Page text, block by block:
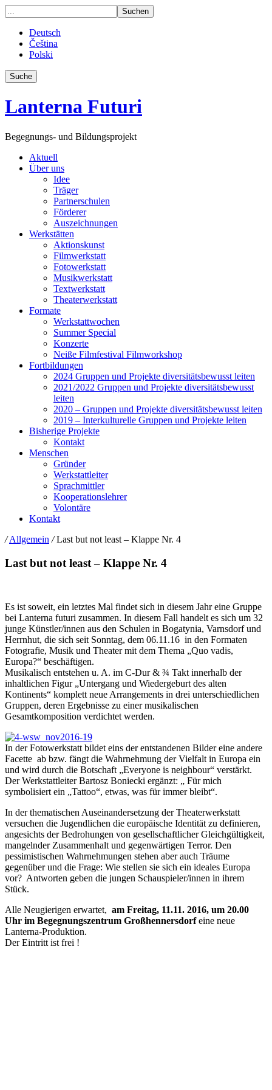
Deutsch
Čeština
Polski
Suche
Lanterna Futuri
Begegnungs- und Bildungsprojekt
Aktuell
Über uns
Idee
Träger
Partnerschulen
Förderer
Auszeichnungen
Werkstätten
Aktionskunst
Filmwerkstatt
Fotowerkstatt
Musikwerkstatt
Textwerkstatt
Theaterwerkstatt
Formate
Werkstattwochen
Summer Special
Konzerte
Neiße Filmfestival Filmworkshop
Fortbildungen
2024 Gruppen und Projekte diversitätsbewusst leiten
2021/2022 Gruppen und Projekte diversitätsbewusst
leiten
2020 – Gruppen und Projekte diversitätsbewusst leiten
2019 – Interkulturelle Gruppen und Projekte leiten
Bisherige Projekte
Kontakt
Menschen
Gründer
Werkstattleiter
Sprachmittler
Kooperationslehrer
Volontäre
Kontakt
/ Allgemein / Last but not least – Klappe Nr. 4
Last but not least – Klappe Nr. 4
Es ist soweit, ein letztes Mal findet sich in diesem Jahr eine Gruppe
bei Lanterna futuri zusammen. In diesem Fall handelt es sich um 32
junge Künstler/innen aus den Schulen in Bogatynia, Varnsdorf und
Herrnhut, die sich seit Sonntag, dem 06.11.16 in den Formaten
Fotografie, Musik und Theater mit dem Thema „Quo vadis,
Europa?“ beschäftigen.
Musikalisch entstehen u. A. im C-Dur & ¾ Takt innerhalb der
inhaltlichen Figur „Untergang und Wiedergeburt des alten
Kontinents“ komplett neue Arrangements in drei unterschiedlichen
Gruppen, deren Ergebnisse zu einer musikalischen
Gesamtkomposition verdichtet werden.
In der Fotowerkstatt bildet eins der entstandenen Bilder eine andere
Facette ab bzw. fängt die Wahrnehmung der Vielfalt in Europa ein
und wird durch die Botschaft „Everyone is neighbour“ verstärkt.
Der Werkstattleiter Bartosz Boniecki ergänzt: „ Für mich
symbolisiert ein „Tattoo“, etwas, was für immer bleibt“.
In der thematischen Auseinandersetzung der Theaterwerkstatt
versuchen die Jugendlichen die europäische Identität zu definieren,
angesichts der Bedrohungen von gesellschaftlicher Gleichgültigkeit,
mangelnder Zusammenhalt und gegenwärtigen Terror. Den
pessimistischen Wahrnehmungen stehen aber auch Träume
gegenüber und die Frage: Wie stellen sie sich ein ideales Europa
vor? Antworten geben die jungen Schauspieler/innen in ihrem
Stück.
Alle Neugierigen erwartet, am Freitag, 11.11. 2016, um 20.00
Uhr im Begegnungszentrum Großhennersdorfeine neue
Lanterna-Produktion.
Der Eintritt ist frei !